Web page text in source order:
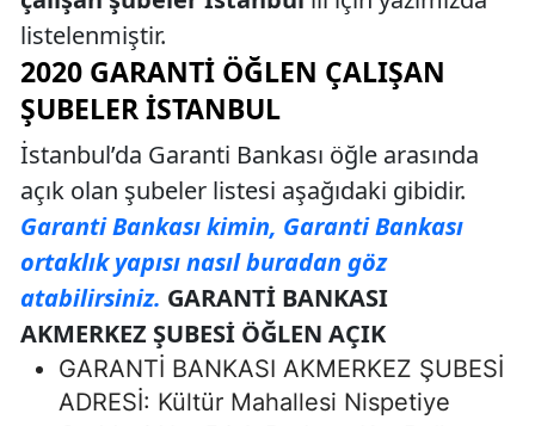
listelenmiştir.
2020 GARANTI ÖĞLEN ÇALIŞAN
ŞUBELER İSTANBUL
İstanbul’da Garanti Bankası öğle arasında
açık olan şubeler listesi aşağıdaki gibidir.
Garanti Bankası kimin, Garanti Bankası
ortaklık yapısı nasıl buradan göz
atabilirsiniz. GARANTİ BANKASI
AKMERKEZ ŞUBESİ ÖĞLEN AÇIK
GARANTİ BANKASI AKMERKEZ ŞUBESİ
ADRESİ: Kültür Mahallesi Nispetiye